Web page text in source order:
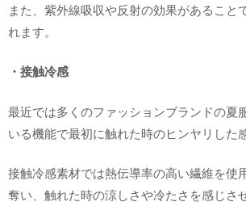
また、紫外線吸収や反射の効果があること
れます。
・接触冷感
最近では多くのファッションブランドの夏
いる機能で最初に触れた時のヒンヤリした
接触冷感素材では熱伝導率の高い繊維を使
奪い、触れた時の涼しさや冷たさを感じさ